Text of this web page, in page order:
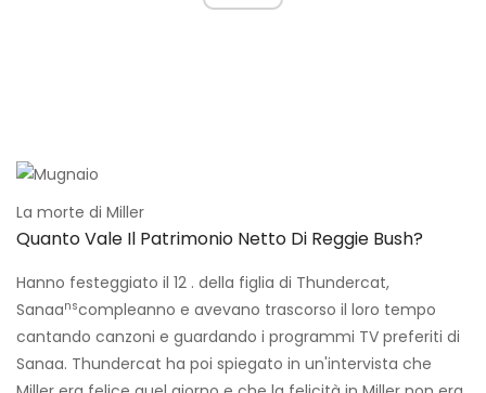
La morte di Miller
Quanto Vale Il Patrimonio Netto Di Reggie Bush?
Hanno festeggiato il 12 . della figlia di Thundercat,
Sanaanscompleanno e avevano trascorso il loro tempo
cantando canzoni e guardando i programmi TV preferiti di
Sanaa. Thundercat ha poi spiegato in un'intervista che